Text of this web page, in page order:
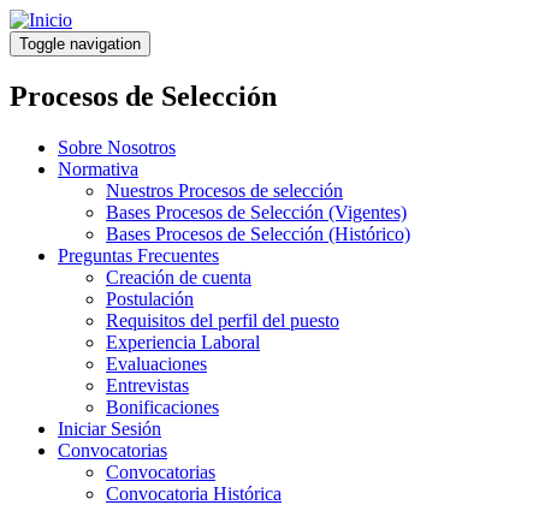
Pasar
al
contenido
principal
Toggle navigation
Procesos de Selección
Sobre Nosotros
Normativa
Nuestros Procesos de selección
Bases Procesos de Selección (Vigentes)
Bases Procesos de Selección (Histórico)
Preguntas Frecuentes
Creación de cuenta
Postulación
Requisitos del perfil del puesto
Experiencia Laboral
Evaluaciones
Entrevistas
Bonificaciones
Iniciar Sesión
Convocatorias
Convocatorias
Convocatoria Histórica